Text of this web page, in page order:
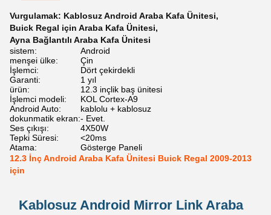
Vurgulamak: Kablosuz Android Araba Kafa Ünitesi,
Buick Regal için Araba Kafa Ünitesi,
Ayna Bağlantılı Araba Kafa Ünitesi
sistem:
Android
menşei ülke:
Çin
İşlemci:
Dört çekirdekli
Garanti:
1 yıl
ürün:
12.3 inçlik baş ünitesi
İşlemci modeli:
KOL Cortex-A9
Android Auto:
kablolu + kablosuz
dokunmatik ekran:- Evet.
Ses çıkışı:
4X50W
Tepki Süresi:
<20ms
Atama:
Gösterge Paneli
12.3 İnç Android Araba Kafa Ünitesi Buick Regal 2009-2013
için
Kablosuz Android Mirror Link Araba